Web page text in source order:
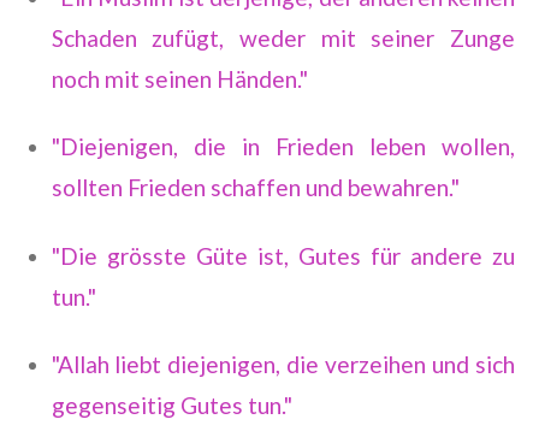
Schaden zufügt, weder mit seiner Zunge
noch mit seinen Händen."
"Diejenigen, die in Frieden leben wollen,
sollten Frieden schaffen und bewahren."
"Die grösste Güte ist, Gutes für andere zu
tun."
"Allah liebt diejenigen, die verzeihen und sich
gegenseitig Gutes tun."